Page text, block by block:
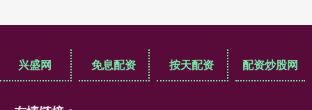
兴盛网 免息配资 按天配资 配资炒股网